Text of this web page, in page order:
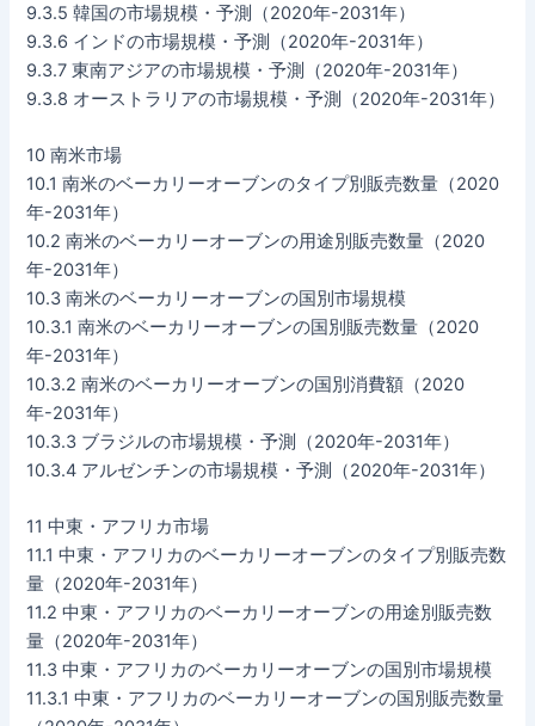
9.3.5 韓国の市場規模・予測（2020年-2031年）
9.3.6 インドの市場規模・予測（2020年-2031年）
9.3.7 東南アジアの市場規模・予測（2020年-2031年）
9.3.8 オーストラリアの市場規模・予測（2020年-2031年）
10 南米市場
10.1 南米のベーカリーオーブンのタイプ別販売数量（2020
年-2031年）
10.2 南米のベーカリーオーブンの用途別販売数量（2020
年-2031年）
10.3 南米のベーカリーオーブンの国別市場規模
10.3.1 南米のベーカリーオーブンの国別販売数量（2020
年-2031年）
10.3.2 南米のベーカリーオーブンの国別消費額（2020
年-2031年）
10.3.3 ブラジルの市場規模・予測（2020年-2031年）
10.3.4 アルゼンチンの市場規模・予測（2020年-2031年）
11 中東・アフリカ市場
11.1 中東・アフリカのベーカリーオーブンのタイプ別販売数
量（2020年-2031年）
11.2 中東・アフリカのベーカリーオーブンの用途別販売数
量（2020年-2031年）
11.3 中東・アフリカのベーカリーオーブンの国別市場規模
11.3.1 中東・アフリカのベーカリーオーブンの国別販売数量